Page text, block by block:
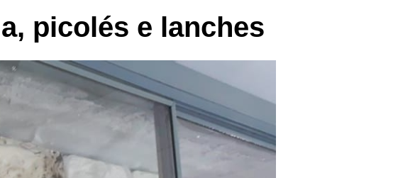
picolés e lanches